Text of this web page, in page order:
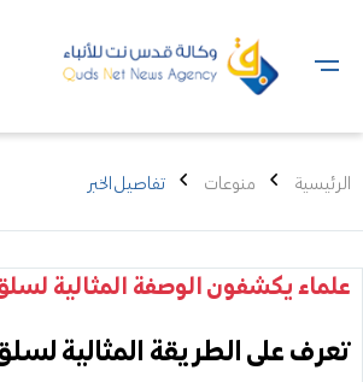
الرئيسية منوعات تفاصيل الخبر
علماء يكشفون الوصفة المثالية
تعرف على الطريقة المثالية